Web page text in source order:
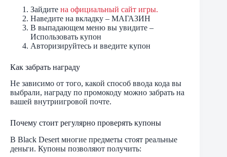
Зайдите на официальный сайт игры.
Наведите на вкладку – МАГАЗИН
В выпадающем меню вы увидите –
Использовать купон
Авторизируйтесь и введите купон
Как забрать награду
Не зависимо от того, какой способ ввода кода вы
выбрали, награду по промокоду можно забрать на
вашей внутриигровой почте.
Почему стоит регулярно проверять купоны
В Black Desert многие предметы стоят реальные
деньги. Купоны позволяют получить: